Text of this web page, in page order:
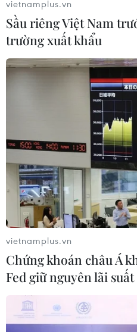
vietnamplus.vn
Sầu riêng Việt Nam
trường xuất khẩu
vietnamplus.vn
Chứng khoán châu Á
Fed giữ nguyên lãi suất